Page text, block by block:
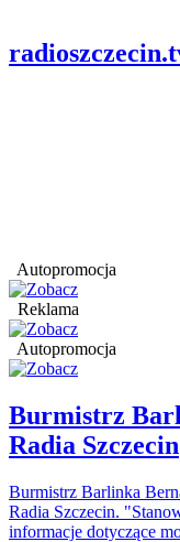
Autopromocja
Reklama
Autopromocja
Burmistrz
Radia Szczecin
Burmistrz Barlinka
Radia Szczecin.
informacje dotyczące